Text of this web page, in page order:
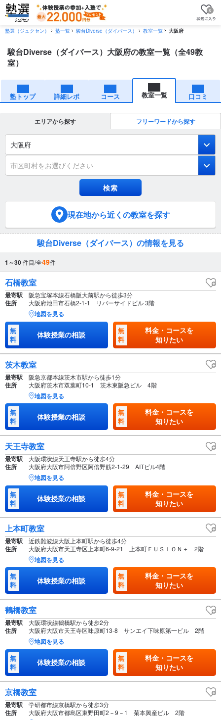
0
塾選（ジュクセン） 塾一覧 駿台Diverse（ダイバース） 教室一覧 大阪府
駿台Diverse（ダイバース）大阪府の教室一覧（全49教
室）
塾トップ 詳細レポ コース 教室一覧 口コミ
エリアから探す フリーワードから探す
大阪府
市区町村をお選びください
現在地から近くの教室を探す
駿台Diverse（ダイバース）の情報を見る
1～30件目/全49件
石橋教室
最寄駅 阪急宝塚本線石橋阪大前駅から徒歩3分
住所 大阪府池田市石橋2-1-1 リバーサイドビル 3階
地図を見る
無
料
体験授業の相談
無
料
料金・コースを
知りたい
茨木教室
最寄駅 阪急京都本線茨木市駅から徒歩1分
住所 大阪府茨木市双葉町10-1 茨木東阪急ビル 4階
地図を見る
無
料
体験授業の相談
無
料
料金・コースを
知りたい
天王寺教室
最寄駅 大阪環状線天王寺駅から徒歩4分
住所 大阪府大阪市阿倍野区阿倍野筋2-1-29 AITビル4階
地図を見る
無
料
体験授業の相談
無
料
料金・コースを
知りたい
上本町教室
最寄駅 近鉄難波線大阪上本町駅から徒歩4分
住所 大阪府大阪市天王寺区上本町6-9-21 上本町ＦＵＳＩＯＮ＋ 2階
地図を見る
無
料
体験授業の相談
無
料
料金・コースを
知りたい
鶴橋教室
最寄駅 大阪環状線鶴橋駅から徒歩2分
住所 大阪府大阪市天王寺区味原町13-8 サンエイ下味原第一ビル 2階
地図を見る
無
料
体験授業の相談
無
料
料金・コースを
知りたい
京橋教室
最寄駅 学研都市線京橋駅から徒歩3分
住所 大阪府大阪市都島区東野田町2－9－1 菊本興産ビル 2階